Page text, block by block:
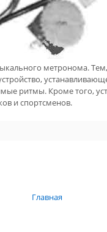
метронома.
ритмы. Кроме того,
и спортсменов.
Главная